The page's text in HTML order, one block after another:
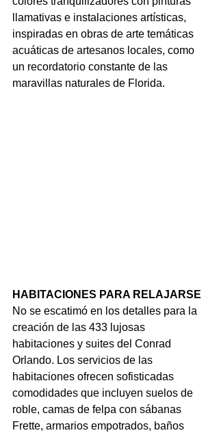
llamativas e instalaciones artísticas,
inspiradas en obras de arte temáticas
acuáticas de artesanos locales, como
un recordatorio constante de las
maravillas naturales de Florida.
HABITACIONES PARA RELAJARSE
No se escatimó en los detalles para la
creación de las 433 lujosas
habitaciones y suites del Conrad
Orlando. Los servicios de las
habitaciones ofrecen sofisticadas
comodidades que incluyen suelos de
roble, camas de felpa con sábanas
Frette, armarios empotrados, baños